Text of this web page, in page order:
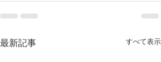
最新記事 すべて表示